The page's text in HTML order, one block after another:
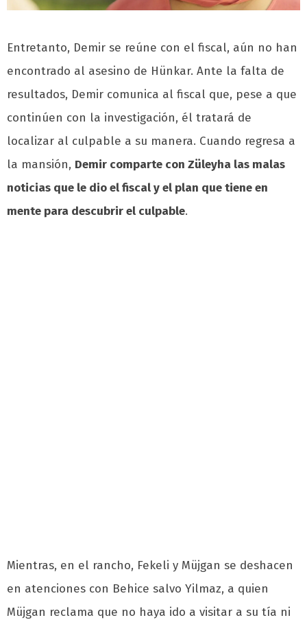
Entretanto, Demir se reúne con el fiscal, aún no han
encontrado al asesino de Hünkar. Ante la falta de
resultados, Demir comunica al fiscal que, pese a que
continúen con la investigación, él tratará de
localizar al culpable a su manera. Cuando regresa a
la mansión, Demir comparte con Züleyha las malas
noticias que le dio el fiscal y el plan que tiene en
mente para descubrir el culpable.
Mientras, en el rancho, Fekeli y Müjgan se deshacen
en atenciones con Behice salvo Yilmaz, a quien
Müjgan reclama que no haya ido a visitar a su tía ni